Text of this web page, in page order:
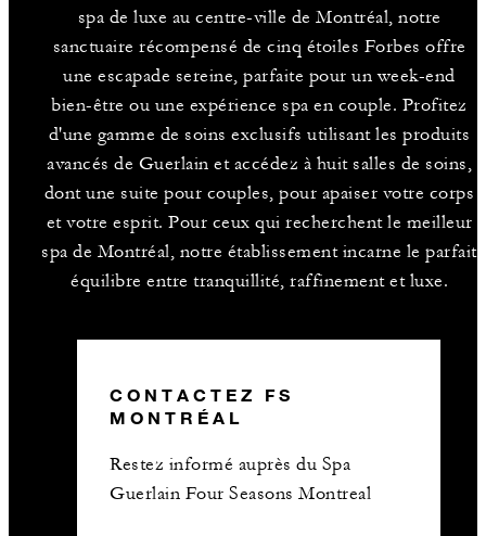
spa de luxe au centre-ville de Montréal, notre
sanctuaire récompensé de cinq étoiles Forbes offre
une escapade sereine, parfaite pour un week-end
bien-être ou une expérience spa en couple. Profitez
d'une gamme de soins exclusifs utilisant les produits
avancés de Guerlain et accédez à huit salles de soins,
dont une suite pour couples, pour apaiser votre corps
et votre esprit. Pour ceux qui recherchent le meilleur
spa de Montréal, notre établissement incarne le parfait
équilibre entre tranquillité, raffinement et luxe.
CONTACTEZ FS
MONTRÉAL
Restez informé auprès du Spa
Guerlain Four Seasons Montreal